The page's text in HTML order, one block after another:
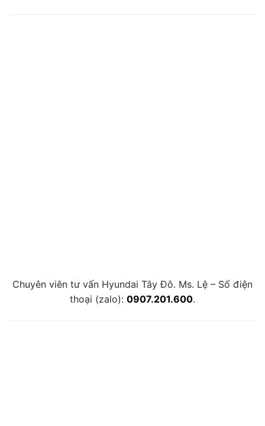
Chuyên viên tư vấn Hyundai Tây Đô. Ms. Lệ – Số điện
thoại (zalo): 0907.201.600.